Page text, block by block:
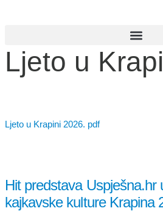
Ljeto u
Ljeto u Krapini 2026. pdf
Hit predstava Uspješna.hr
kajkavske kulture Krapina